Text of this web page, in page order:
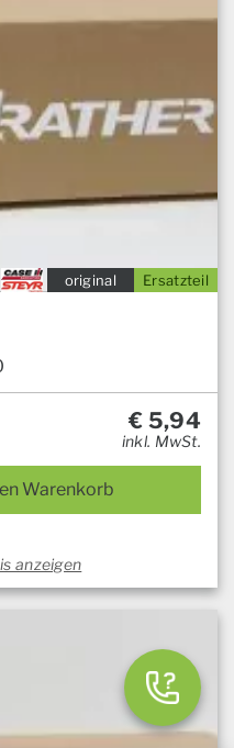
Ersatzteil
original
€ 5,94
inkl. MwSt.
Warenkorb
anzeigen